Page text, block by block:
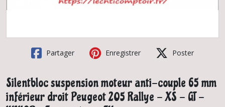
Partager Enregistrer Poster
Silentbloc suspension moteur anti-couple 65 mm
inférieur droit Peugeot 205 Rallye - XS - GT -